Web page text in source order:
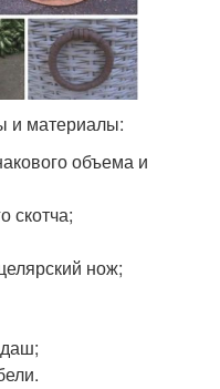
и материалы:
объема и
скотча;
нож;